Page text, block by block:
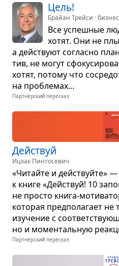
Цель!
Брайан Трейси · бизнес
Все успеш­ные
хотят. Они не
а действуют согласно
тив, не могут
хотят, потому что
на про­бле­мах...
Партнёрский пересказ
Действуй
Ицхак Пинтосевич
«Читайте и действуйте»
к книге «Действуй! 10
не про­сто книга-
кото­рая пред­по­ла­гает не
изу­че­ние с
но и момен­таль­ную
Партнёрский пересказ